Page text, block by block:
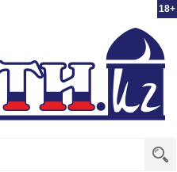
18+